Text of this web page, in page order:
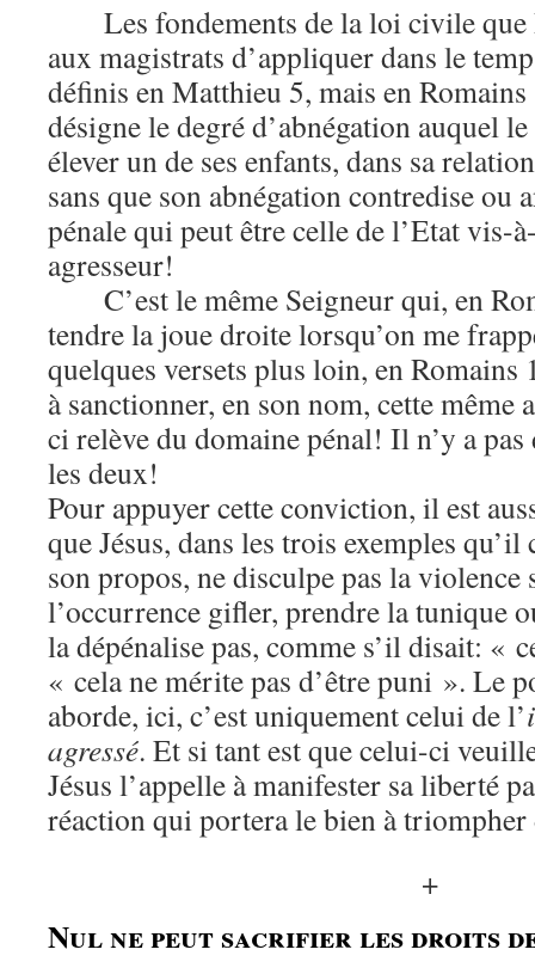
Les fondements de la loi civile
aux magistrats d’appliquer dans le
définis en Matthieu 5, mais en
désigne le degré d’abnégation auquel
élever un de ses enfants, dans sa
sans que son abnégation contredise ou
pénale qui peut être celle de l’Etat vis-
agresseur!
C’est le même Seigneur qui, en
tendre la joue droite lorsqu’on me
quelques versets plus loin, en Romains
à sanctionner, en son nom, cette même
ci relève du domaine pénal! Il n’y a
les deux!
Pour appuyer cette conviction, il est
que Jésus, dans les trois exemples
son propos, ne disculpe pas la violence
l’occurrence gifler, prendre la tunique
la dépénalise pas, comme s’il disait: «
« cela ne mérite pas d’être puni ». Le
aborde, ici, c’est uniquement celui de l’
agressé. Et si tant est que celui-ci
Jésus l’appelle à manifester sa liberté
réaction qui portera le bien à triompher
+
Nul ne peut sacrifier les droits